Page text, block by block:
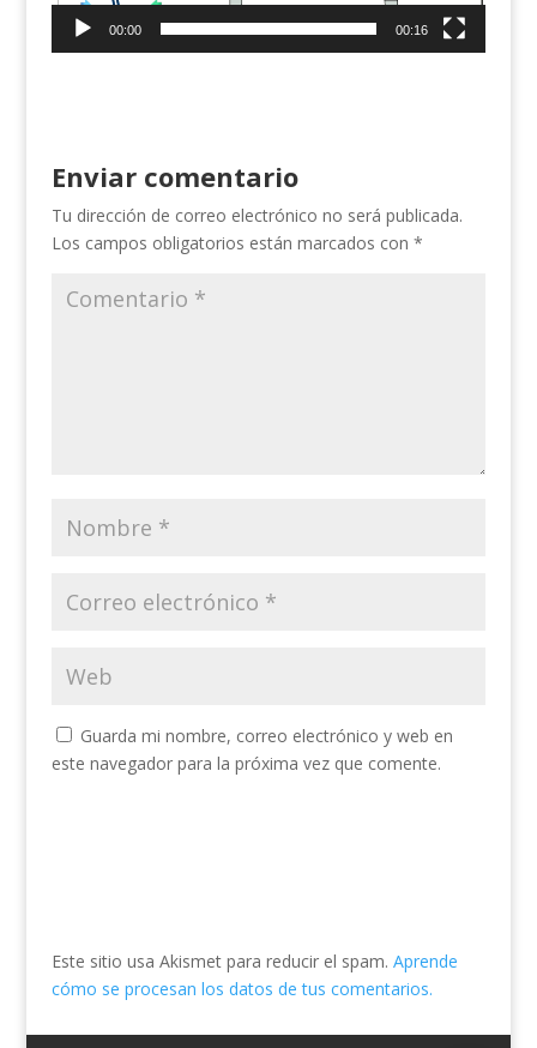
00:00 00:16
Enviar comentario
Tu dirección de correo electrónico no será publicada.
Los campos obligatorios están marcados con *
Guarda mi nombre, correo electrónico y web en
este navegador para la próxima vez que comente.
Este sitio usa Akismet para reducir el spam. Aprende
cómo se procesan los datos de tus comentarios.